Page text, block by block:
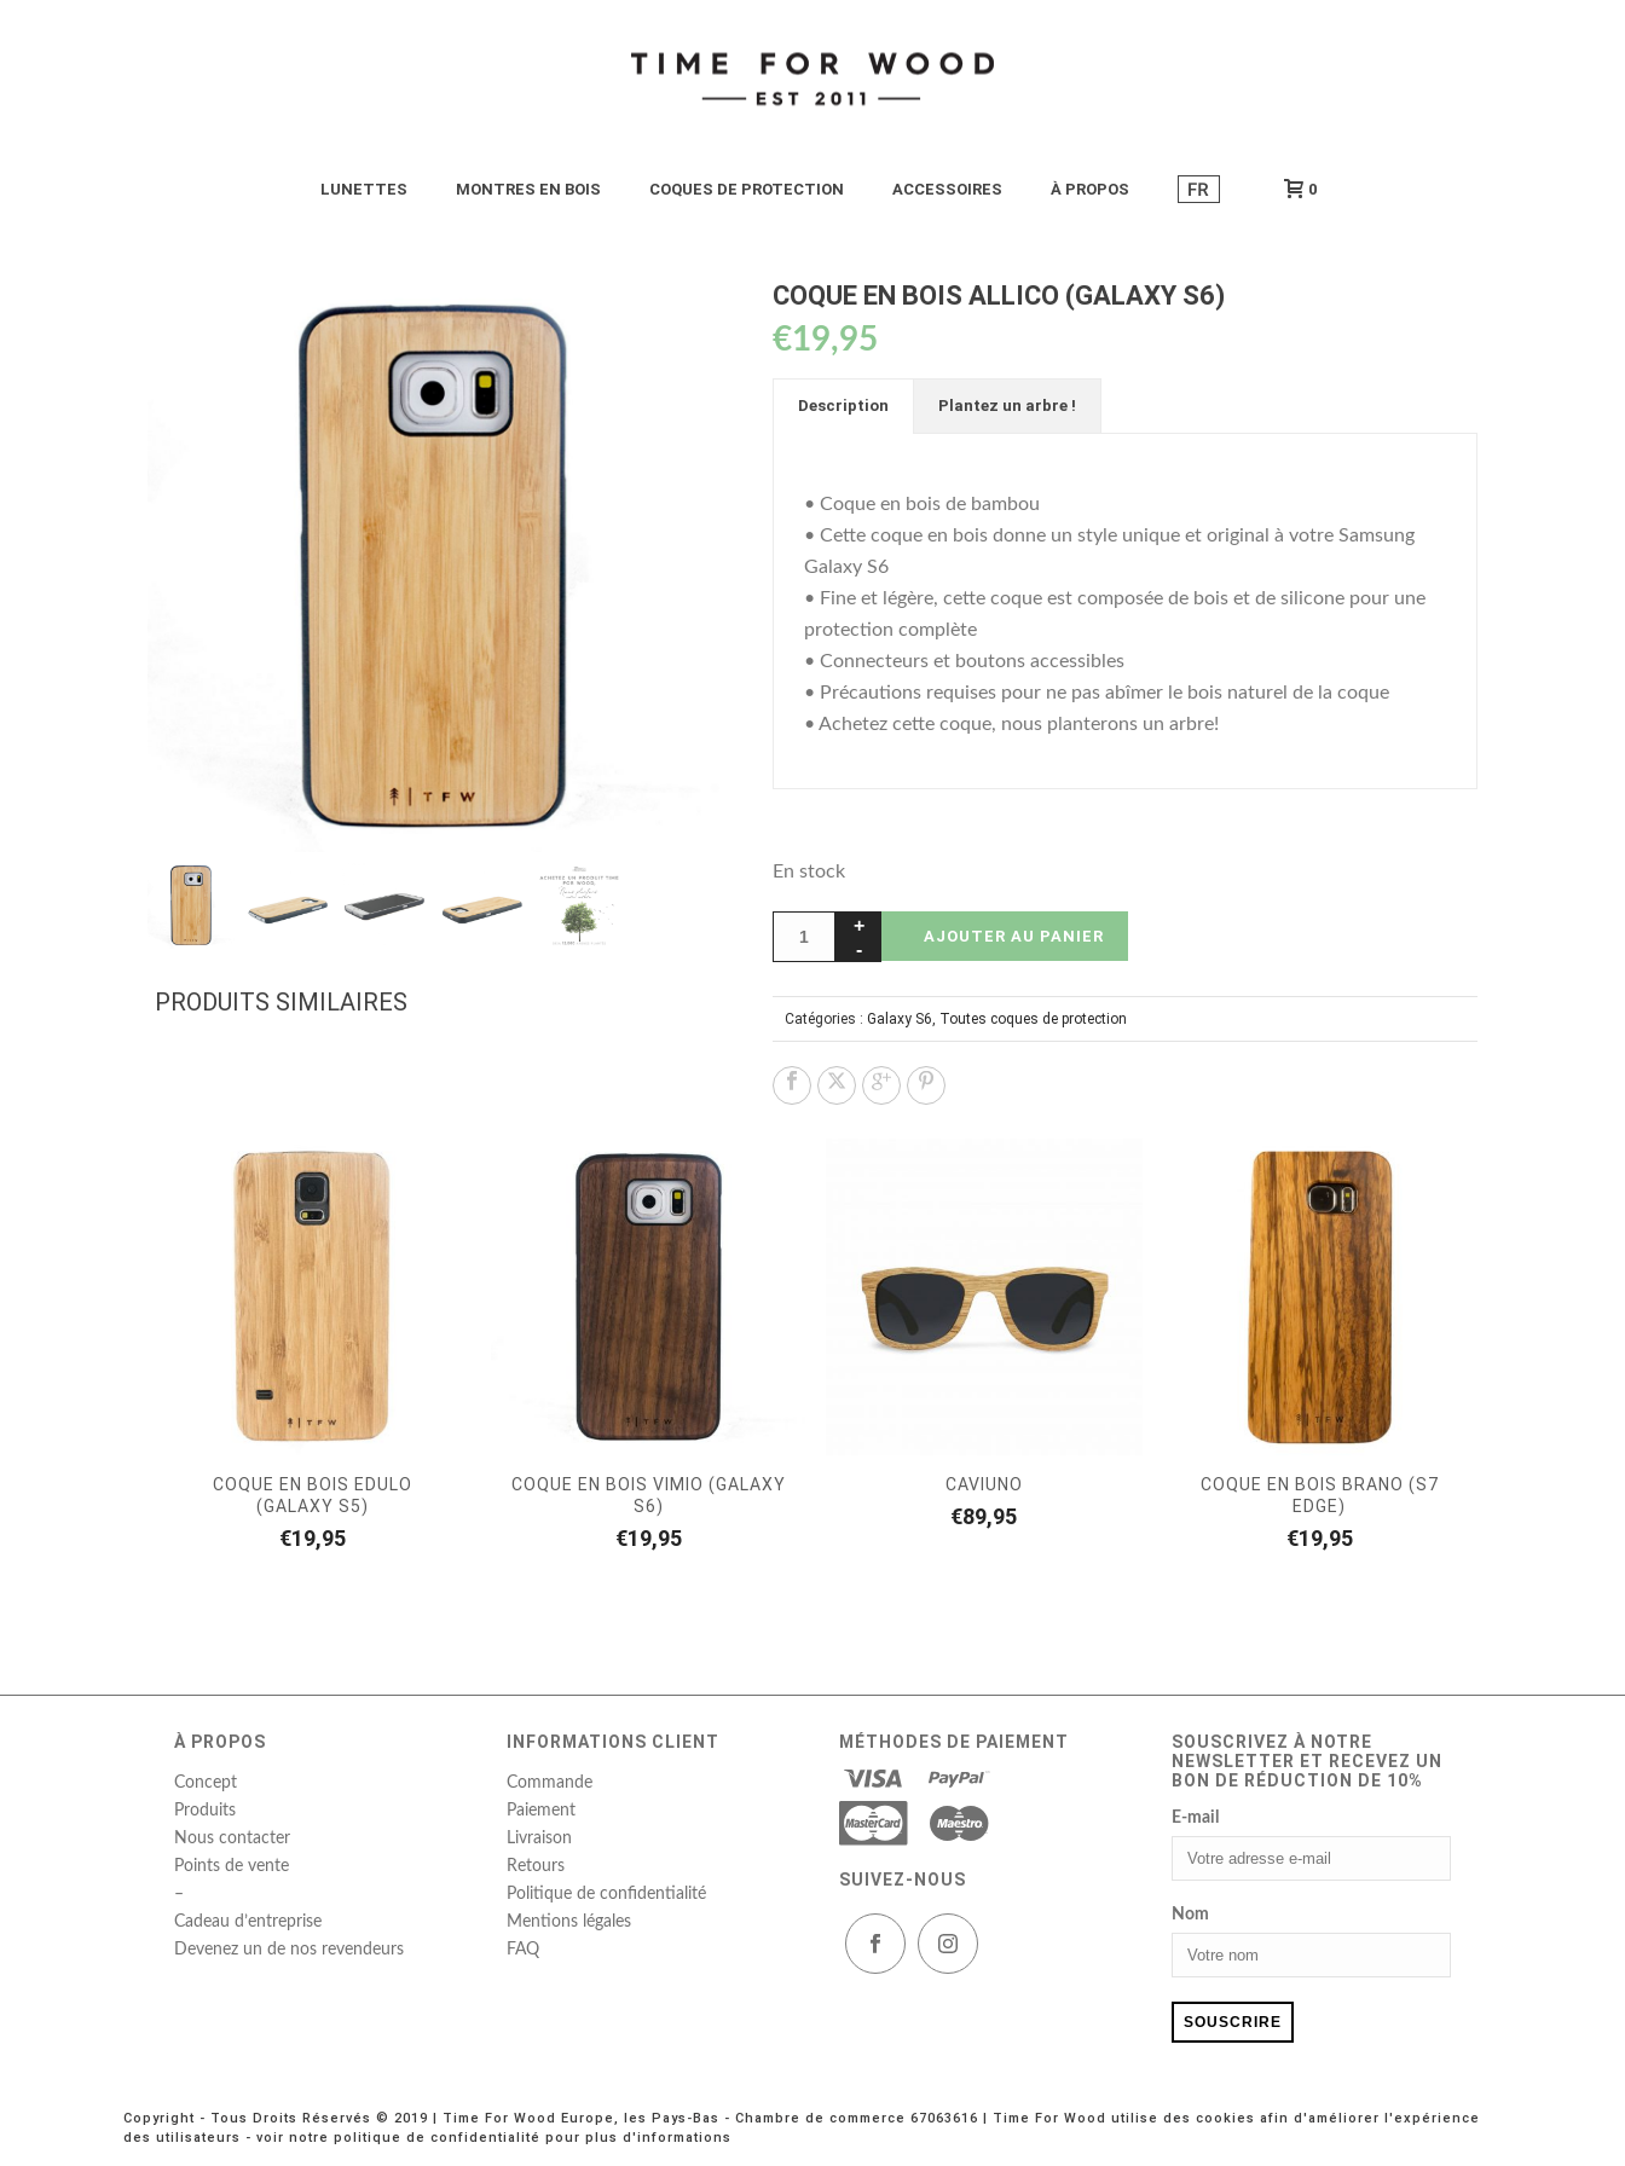
LUNETTES MONTRES EN BOIS COQUES DE PROTECTION ACCESSOIRES À PROPOS 0
COQUE EN BOIS ALLICO (GALAXY S6)
€19,95
Description Plantez un arbre !
• Coque en bois de bambou
• Cette coque en bois donne un style unique et original à votre Samsung
Galaxy S6
• Fine et légère, cette coque est composée de bois et de silicone pour une
protection complète
• Connecteurs et boutons accessibles
• Précautions requises pour ne pas abîmer le bois naturel de la coque
• Achetez cette coque, nous planterons un arbre!
En stock
AJOUTER AU PANIER
Catégories : Galaxy S6, Toutes coques de protection
PRODUITS SIMILAIRES
COQUE EN BOIS EDULO
(GALAXY S5)
€19,95
COQUE EN BOIS VIMIO (GALAXY
S6)
€19,95
CAVIUNO
€89,95
COQUE EN BOIS BRANO (S7
EDGE)
€19,95
À PROPOS
Concept
Produits
Nous contacter
Points de vente
–
Cadeau d’entreprise
Devenez un de nos revendeurs
INFORMATIONS CLIENT
Commande
Paiement
Livraison
Retours
Politique de confidentialité
Mentions légales
FAQ
MÉTHODES DE PAIEMENT
SUIVEZ-NOUS
SOUSCRIVEZ À NOTRE
NEWSLETTER ET RECEVEZ UN
BON DE RÉDUCTION DE 10%
E-mail
Nom
Copyright - Tous Droits Réservés © 2019 | Time For Wood Europe, les Pays-Bas - Chambre de commerce 67063616 | Time For Wood utilise des cookies afin d'améliorer l'expérience
des utilisateurs - voir notre politique de confidentialité pour plus d'informations